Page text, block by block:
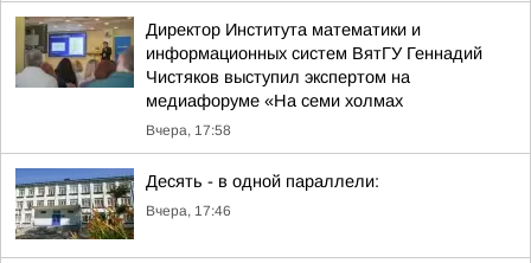
Директор Института математики и
информационных систем ВятГУ Геннадий
Чистяков выступил экспертом на
медиафоруме «На семи холмах
Вчера, 17:58
Десять - в одной параллели:
Вчера, 17:46